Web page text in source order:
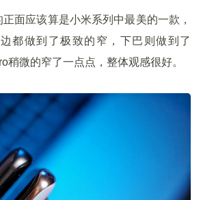
面应该算是小米系列中最美的一款，
都做到了极致的窄，下巴则做到了
稍微的窄了一点点，整体观感很好。